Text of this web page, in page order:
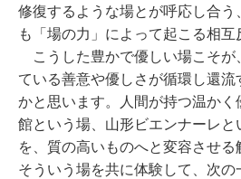
修復するような場とが呼応し合う
も「場の力」によって起こる相互
こうした豊かで優しい場こそが
ている善意や優しさが循環し還流
かと思います。人間が持つ温かく
館という場、山形ビエンナーレと
を、質の高いものへと変容させる
そういう場を共に体験して、次の